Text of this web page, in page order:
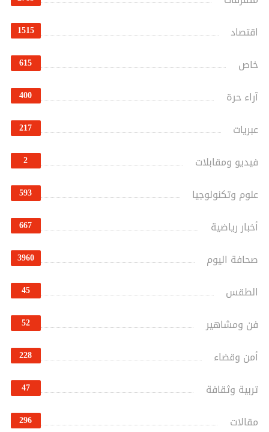
اقتصاد 1515
خاص 615
آراء حرة 400
عبريات 217
فيديو ومقابلات 2
علوم وتكنولوجيا 593
أخبار رياضية 667
صحافة اليوم 3960
الطقس 45
فن ومشاهير 52
أمن وقضاء 228
تربية وثقافة 47
مقالات 296